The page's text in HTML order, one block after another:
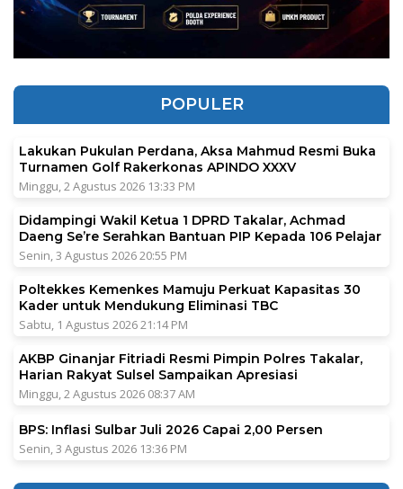
POPULER
Lakukan Pukulan Perdana, Aksa Mahmud Resmi Buka
Turnamen Golf Rakerkonas APINDO XXXV
Minggu, 2 Agustus 2026 13:33 PM
Didampingi Wakil Ketua 1 DPRD Takalar, Achmad
Daeng Se’re Serahkan Bantuan PIP Kepada 106 Pelajar
Senin, 3 Agustus 2026 20:55 PM
Poltekkes Kemenkes Mamuju Perkuat Kapasitas 30
Kader untuk Mendukung Eliminasi TBC
Sabtu, 1 Agustus 2026 21:14 PM
AKBP Ginanjar Fitriadi Resmi Pimpin Polres Takalar,
Harian Rakyat Sulsel Sampaikan Apresiasi
Minggu, 2 Agustus 2026 08:37 AM
BPS: Inflasi Sulbar Juli 2026 Capai 2,00 Persen
Senin, 3 Agustus 2026 13:36 PM